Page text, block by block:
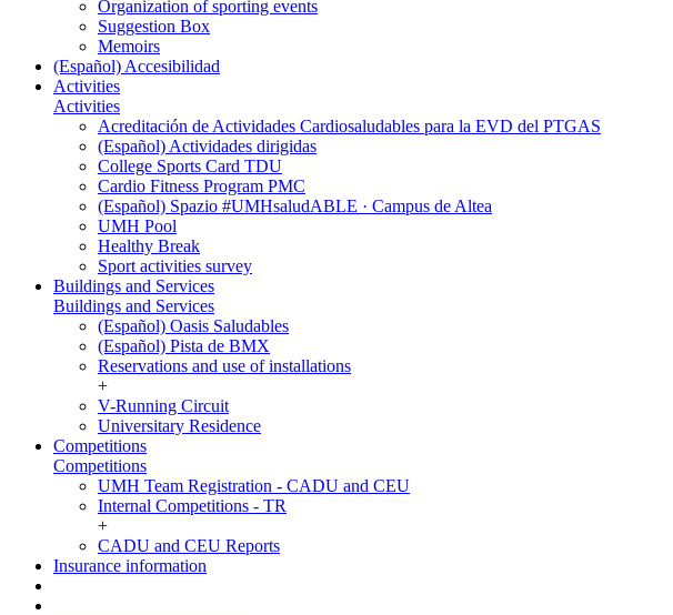
Organization of sporting events
Suggestion Box
Memoirs
(Español) Accesibilidad
Activities
Activities
Acreditación de Actividades Cardiosaludables para la EVD del PTGAS
(Español) Actividades dirigidas
College Sports Card TDU
Cardio Fitness Program PMC
(Español) Spazio #UMHsaludABLE · Campus de Altea
UMH Pool
Healthy Break
Sport activities survey
Buildings and Services
Buildings and Services
(Español) Oasis Saludables
(Español) Pista de BMX
Reservations and use of installations
+
V-Running Circuit
Universitary Residence
Competitions
Competitions
UMH Team Registration - CADU and CEU
Internal Competitions - TR
+
CADU and CEU Reports
Insurance information